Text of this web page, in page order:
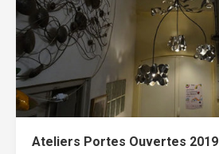
Ateliers Portes Ouvertes 2019